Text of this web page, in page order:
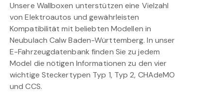
Unsere Wallboxen unterstützen eine Vielzahl
von Elektroautos und gewährleisten
Kompatibilität mit beliebten Modellen in
Neubulach Calw Baden-Württemberg. In unser
E-Fahrzeugdatenbank finden Sie zu jedem
Model die nötigen Informationen zu den vier
wichtige Steckertypen Typ 1, Typ 2, CHAdeMO
und CCS.